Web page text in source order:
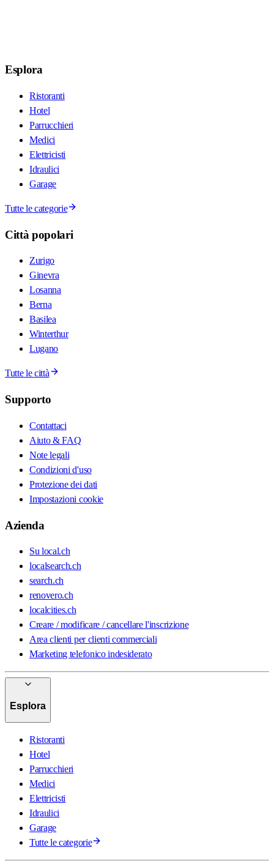
Esplora
Ristoranti
Hotel
Parrucchieri
Medici
Elettricisti
Idraulici
Garage
Tutte le categorie
Città popolari
Zurigo
Ginevra
Losanna
Berna
Basilea
Winterthur
Lugano
Tutte le città
Supporto
Contattaci
Aiuto & FAQ
Note legali
Condizioni d'uso
Protezione dei dati
Impostazioni cookie
Azienda
Su local.ch
localsearch.ch
search.ch
renovero.ch
localcities.ch
Creare / modificare / cancellare l'inscrizione
Area clienti per clienti commerciali
Marketing telefonico indesiderato
Esplora
Ristoranti
Hotel
Parrucchieri
Medici
Elettricisti
Idraulici
Garage
Tutte le categorie